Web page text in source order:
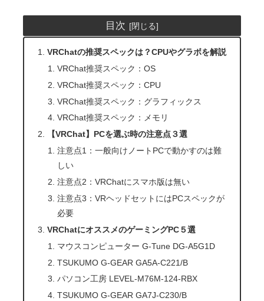
目次
VRChatの推奨スペックは？CPUやグラボを解説
VRChat推奨スペック：OS
VRChat推奨スペック：CPU
VRChat推奨スペック：グラフィックス
VRChat推奨スペック：メモリ
【VRChat】PCを選ぶ時の注意点３選
注意点1：一般向けノートPCで動かすのは難
しい
注意点2：VRChatにスマホ版は無い
注意点3：VRヘッドセットにはPCスペックが
必要
VRChatにオススメのゲーミングPC５選
マウスコンピューター G-Tune DG-A5G1D
TSUKUMO G-GEAR GA5A-C221/B
パソコン工房 LEVEL-M76M-124-RBX
TSUKUMO G-GEAR GA7J-C230/B